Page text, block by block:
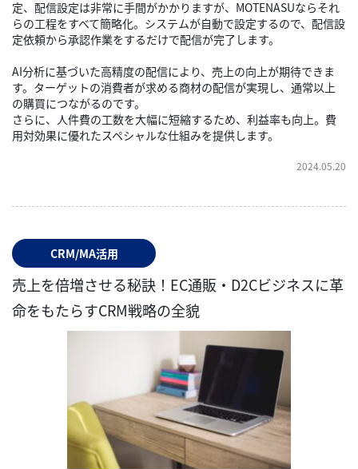
定、配信設定は非常に手間がかかりますが、MOTENASUならそれ
らの工程をすべて簡略化。システムが自動で設定するので、配信設
定依頼から承認作業をするだけで配信が完了します。
AI分析に基づいた高精度の配信により、売上の向上が期待できま
す。ターゲットの消費者が求める商材の配信が実現し、通常以上
の購買につながるのです。
さらに、人件費の工数を大幅に短縮するため、利益率も向上。費
用対効果に優れたスペシャルな仕組みを提供します。
2024.05.20
CRM/MA活用
売上を倍増させる秘訣！EC通販・D2Cビジネスに革
命をもたらすCRM戦略の全貌